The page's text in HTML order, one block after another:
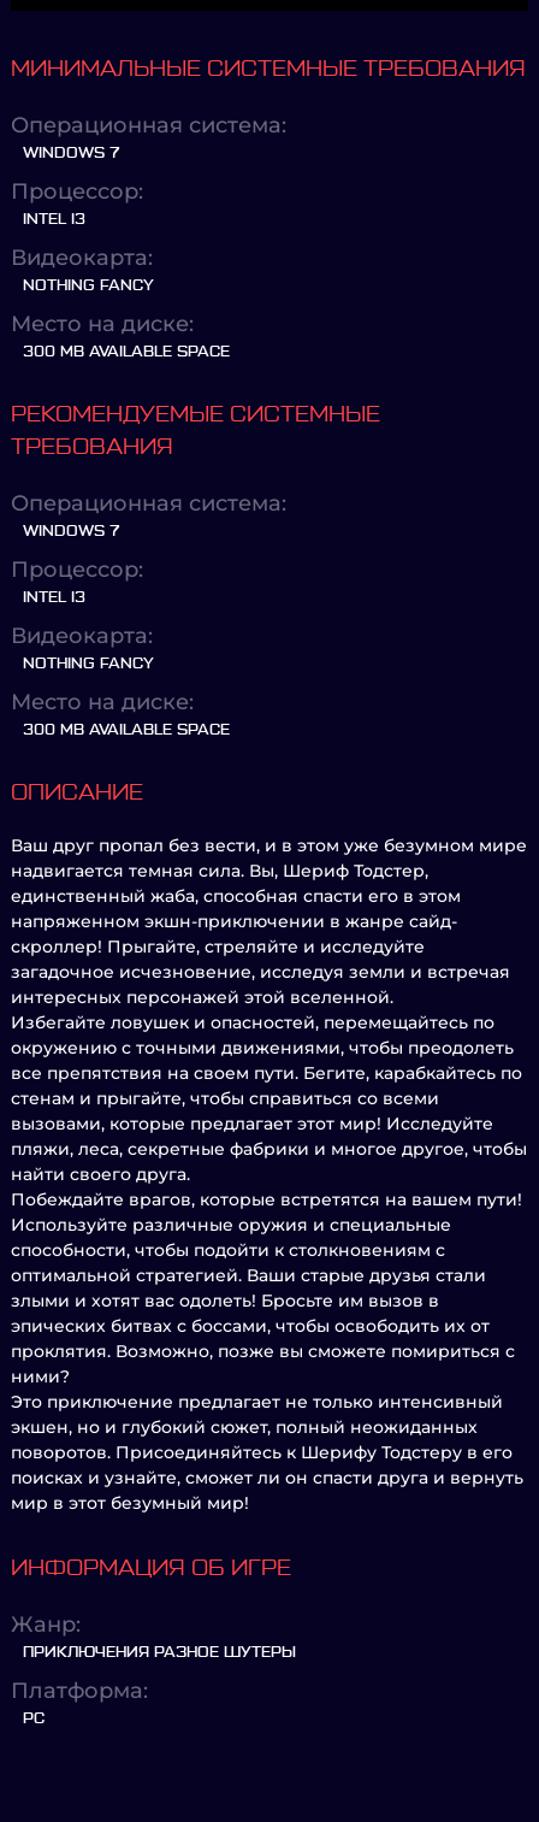
МИНИМАЛЬНЫЕ СИСТЕМНЫЕ ТРЕБОВАНИЯ
Операционная система:
WINDOWS 7
Процессор:
INTEL I3
Видеокарта:
NOTHING FANCY
Место на диске:
300 MB AVAILABLE SPACE
РЕКОМЕНДУЕМЫЕ СИСТЕМНЫЕ
ТРЕБОВАНИЯ
Операционная система:
WINDOWS 7
Процессор:
INTEL I3
Видеокарта:
NOTHING FANCY
Место на диске:
300 MB AVAILABLE SPACE
ОПИСАНИЕ
Ваш друг пропал без вести, и в этом уже безумном мире
надвигается темная сила. Вы, Шериф Тодстер,
единственный жаба, способная спасти его в этом
напряженном экшн-приключении в жанре сайд-
скроллер! Прыгайте, стреляйте и исследуйте
загадочное исчезновение, исследуя земли и встречая
интересных персонажей этой вселенной.
Избегайте ловушек и опасностей, перемещайтесь по
окружению с точными движениями, чтобы преодолеть
все препятствия на своем пути. Бегите, карабкайтесь по
стенам и прыгайте, чтобы справиться со всеми
вызовами, которые предлагает этот мир! Исследуйте
пляжи, леса, секретные фабрики и многое другое, чтобы
найти своего друга.
Побеждайте врагов, которые встретятся на вашем пути!
Используйте различные оружия и специальные
способности, чтобы подойти к столкновениям с
оптимальной стратегией. Ваши старые друзья стали
злыми и хотят вас одолеть! Бросьте им вызов в
эпических битвах с боссами, чтобы освободить их от
проклятия. Возможно, позже вы сможете помириться с
ними?
Это приключение предлагает не только интенсивный
экшен, но и глубокий сюжет, полный неожиданных
поворотов. Присоединяйтесь к Шерифу Тодстеру в его
поисках и узнайте, сможет ли он спасти друга и вернуть
мир в этот безумный мир!
ИНФОРМАЦИЯ ОБ ИГРЕ
Жанр:
ПРИКЛЮЧЕНИЯ РАЗНОЕ ШУТЕРЫ
Платформа:
PC